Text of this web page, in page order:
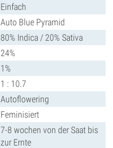
Einfach
Auto Blue Pyramid
80% Indica / 20% Sativa
24%
1%
1 : 10.7
Autoflowering
Feminisiert
7-8 wochen von der Saat bis
zur Ernte